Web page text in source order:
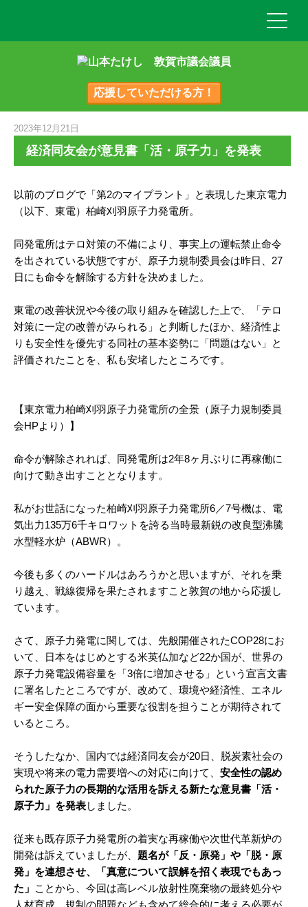
応援していただける方！
2023年12月21日
経済同友会が意見書「活・原子力」を発表
以前のブログで「第2のマイプラント」と表現した東京電力
（以下、東電）柏崎刈羽原子力発電所。
同発電所はテロ対策の不備により、事実上の運転禁止命令
を出されている状態ですが、原子力規制委員会は昨日、27
日にも命令を解除する方針を決めました。
東電の改善状況や今後の取り組みを確認した上で、「テロ
対策に一定の改善がみられる」と判断したほか、経済性よ
りも安全性を優先する同社の基本姿勢に「問題はない」と
評価されたことを、私も安堵したところです。
【東京電力柏崎刈羽原子力発電所の全景（原子力規制委員
会HPより）】
命令が解除されれば、同発電所は2年8ヶ月ぶりに再稼働に
向けて動き出すこととなります。
私がお世話になった柏崎刈羽原子力発電所6／7号機は、電
気出力135万6千キロワットを誇る当時最新鋭の改良型沸騰
水型軽水炉（ABWR）。
今後も多くのハードルはあろうかと思いますが、それを乗
り越え、戦線復帰を果たされますこと敦賀の地から応援し
ています。
さて、原子力発電に関しては、先般開催されたCOP28にお
いて、日本をはじめとする米英仏加など22か国が、世界の
原子力発電設備容量を「3倍に増加させる」という宣言文書
に署名したところですが、改めて、環境や経済性、エネル
ギー安全保障の面から重要な役割を担うことが期待されて
いるところ。
そうしたなか、国内では経済同友会が20日、脱炭素社会の
実現や将来の電力需要増への対応に向けて、 安全性の認め
られた原子力の長期的な活用を訴える新たな意見書「活・
原子力」を発表しました。
従来も既存原子力発電所の着実な再稼働や次世代革新炉の
開発は訴えていましたが、 題名が「反・原発」や「脱・原
発」を連想させ、「真意について誤解を招く表現でもあっ
た」 ことから、今回は高レベル放射性廃棄物の最終処分や
人材育成、規制の問題なども含めて総合的に考える必要が